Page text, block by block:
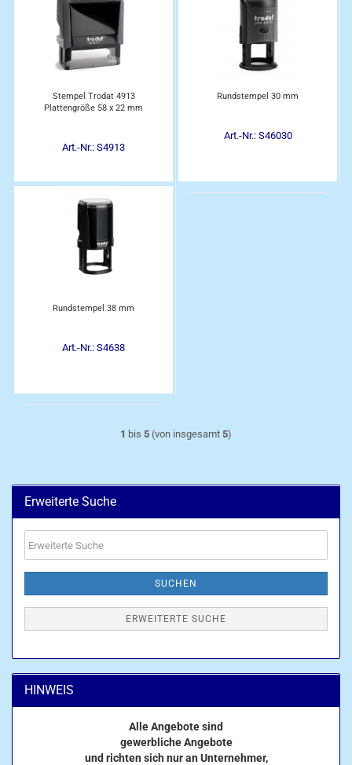
Stempel Trodat 4913
Plattengröße 58 x 22 mm
Art.-Nr.: S4913
Rundstempel 30 mm
Art.-Nr.: S46030
Rundstempel 38 mm
Art.-Nr.: S4638
1 bis 5 (von insgesamt 5)
Erweiterte Suche
Suche
SUCHEN
ERWEITERTE SUCHE
HINWEIS
Alle Angebote sind
gewerbliche Angebote
und richten sich nur an Unternehmer,